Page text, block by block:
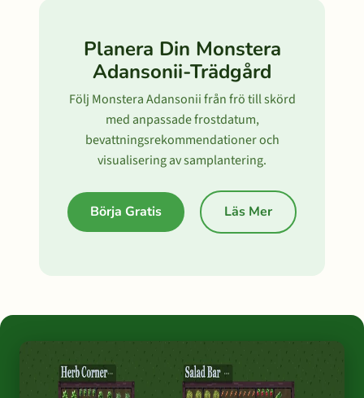
Planera Din Monstera
Adansonii-Trädgård
Följ Monstera Adansonii från frö till skörd
med anpassade frostdatum,
bevattningsrekommendationer och
visualisering av samplantering.
Börja Gratis Läs Mer